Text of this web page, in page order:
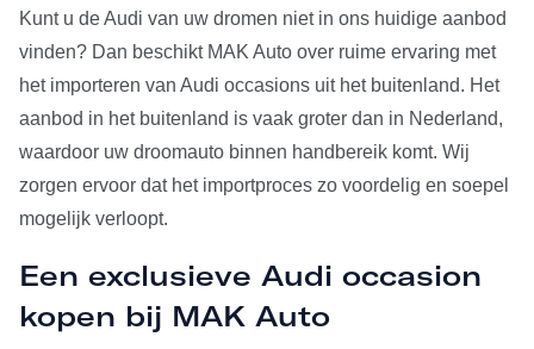
Kunt u de Audi van uw dromen niet in ons huidige aanbod
vinden? Dan beschikt MAK Auto over ruime ervaring met
het importeren van Audi occasions uit het buitenland. Het
aanbod in het buitenland is vaak groter dan in Nederland,
waardoor uw droomauto binnen handbereik komt. Wij
zorgen ervoor dat het importproces zo voordelig en soepel
mogelijk verloopt.
Een exclusieve Audi occasion
kopen bij MAK Auto